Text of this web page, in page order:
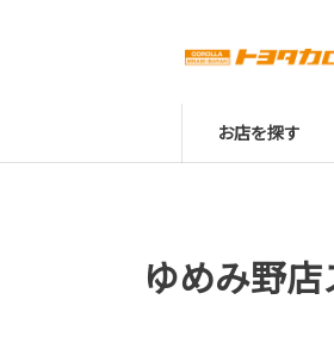
お店を探す
ゆめみ野